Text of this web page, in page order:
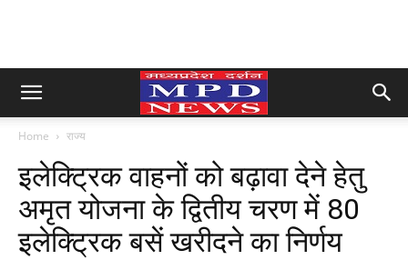
Home राज्य
इलेक्ट्रिक वाहनों को बढ़ावा देने हेतु
अमृत योजना के द्वितीय चरण में 80
इलेक्ट्रिक बसें खरीदने का निर्णय